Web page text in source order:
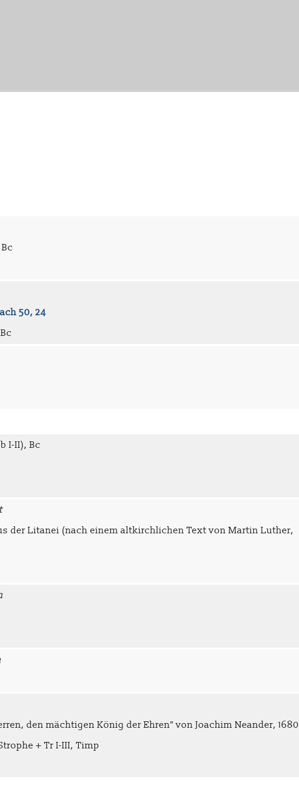
50, 24
I-II), Bc
der Litanei (nach einem altkirchlichen Text von Martin Luther,
den mächtigen König der Ehren" von Joachim Neander, 1680
+ Tr I-III, Timp